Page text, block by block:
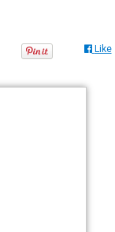
Like